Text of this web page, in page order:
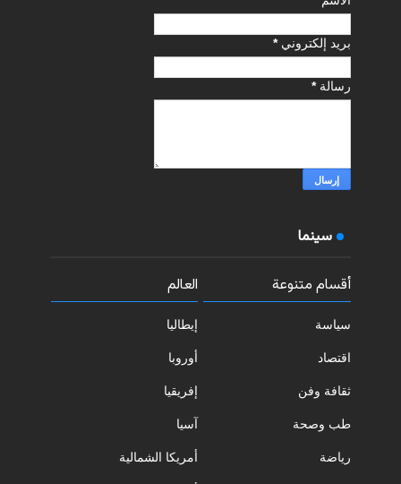
بريد إلكتروني*
رسالة*
سينما
أقسام متنوعة
سياسة
اقتصاد
ثقافة وفن
طب وصحة
رياضة
العالم
إيطاليا
أوروبا
إفريقيا
آسيا
أمريكا الشمالية